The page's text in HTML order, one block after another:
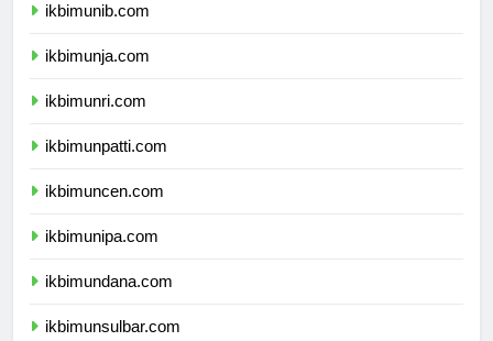
ikbimunib.com
ikbimunja.com
ikbimunri.com
ikbimunpatti.com
ikbimuncen.com
ikbimunipa.com
ikbimundana.com
ikbimunsulbar.com